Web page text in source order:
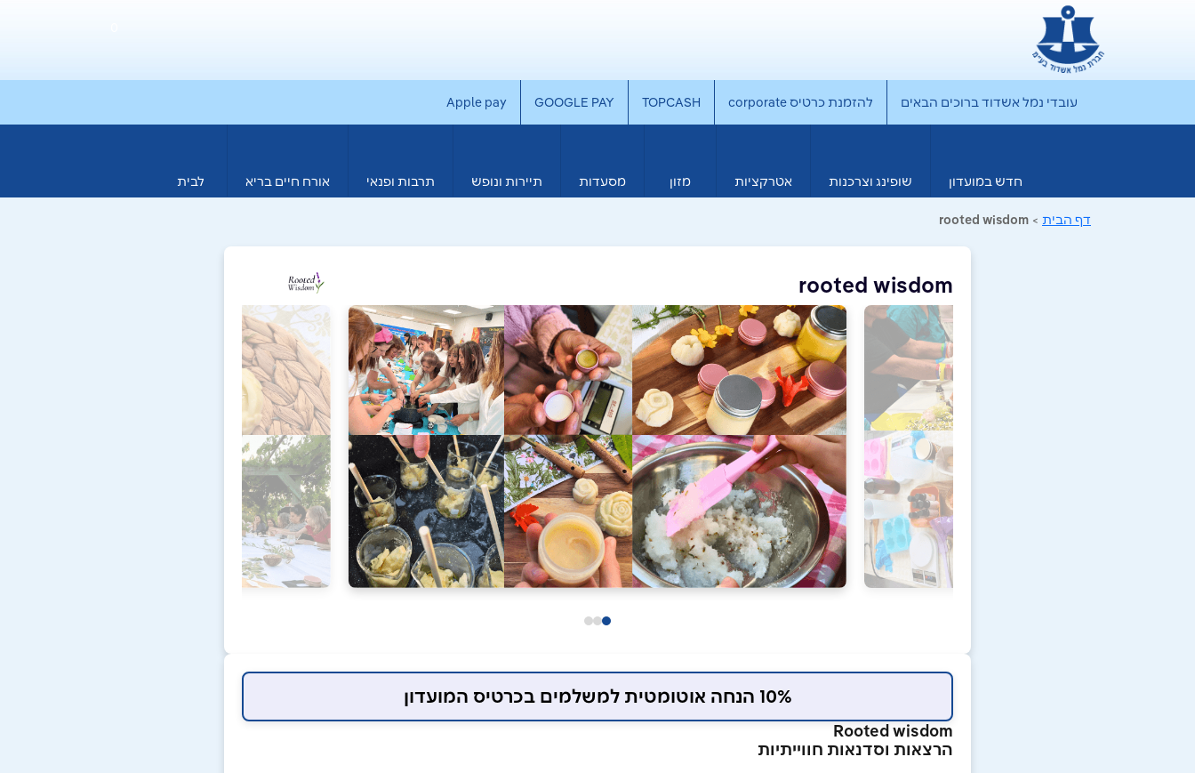
עובדי נמל אשדוד ברוכים הבאים להזמנת כרטיס corporate TOPCASH
GOOGLE PAY
Apple pay
חדש במועדון שופינג וצרכנות אטרקציות מזון מסעדות תיירות ונופש תרבות ופנאי אורח חיים בריא לבית
דף הבית >
rooted wisdom
rooted wisdom
10% הנחה אוטומטית למשלמים בכרטיס המועדון
Rooted wisdom
הרצאות וסדנאות חווייתיות